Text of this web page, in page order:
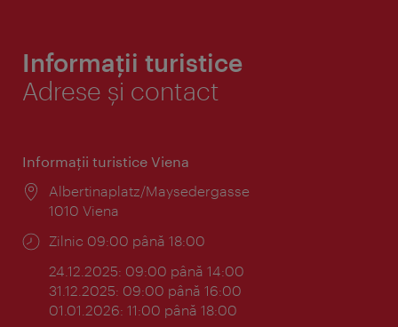
Informații turistice
Adrese și contact
Informaţii turistice Viena
Locul:
Albertinaplatz/Maysedergasse
1010 Viena
Program:
Zilnic 09:00 până 18:00
24.12.2025: 09:00 până 14:00
31.12.2025: 09:00 până 16:00
01.01.2026: 11:00 până 18:00